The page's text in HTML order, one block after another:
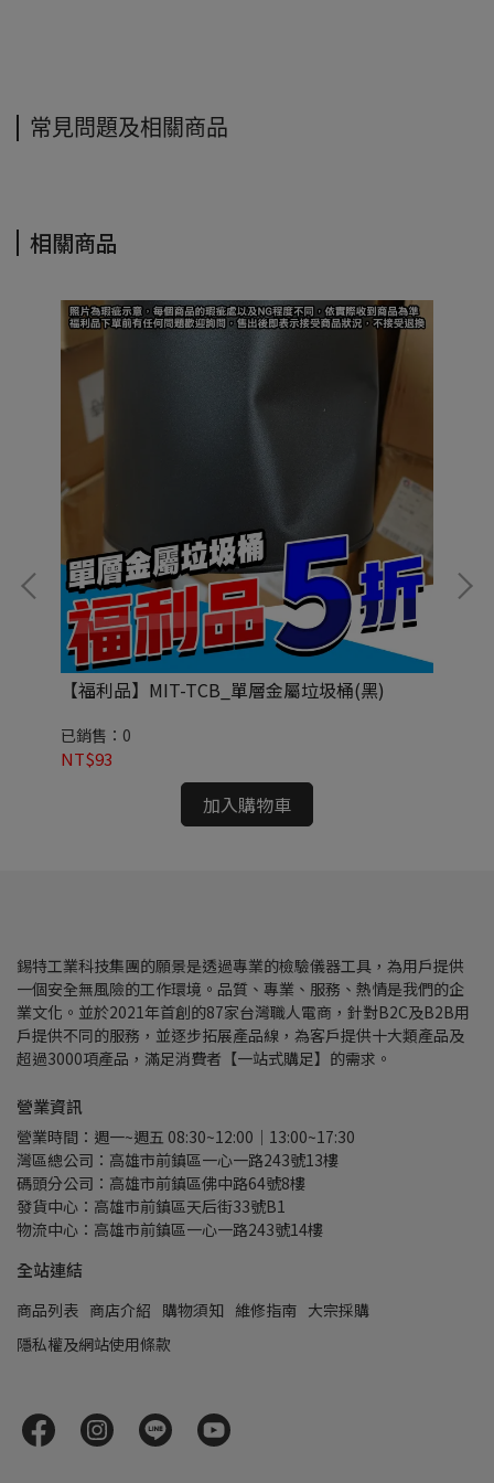
常見問題及相關商品
相關商品
【福利品】MIT-TCB_單層金屬垃圾桶(黑)
已銷售：0
NT$93
加入購物車
錫特工業科技集團的願景是透過專業的檢驗儀器工具，為用戶提供
一個安全無風險的工作環境。品質、專業、服務、熱情是我們的企
業文化。並於2021年首創的87家台灣職人電商，針對B2C及B2B用
戶提供不同的服務，並逐步拓展產品線，為客戶提供十大類產品及
超過3000項產品，滿足消費者【一站式購足】的需求。
營業資訊
營業時間：週一~週五 08:30~12:00｜13:00~17:30
灣區總公司：高雄市前鎮區一心一路243號13樓
碼頭分公司：高雄市前鎮區佛中路64號8樓
發貨中心：高雄市前鎮區天后街33號B1
物流中心：高雄市前鎮區一心一路243號14樓
全站連結
商品列表 商店介紹 購物須知 維修指南 大宗採購
隱私權及網站使用條款